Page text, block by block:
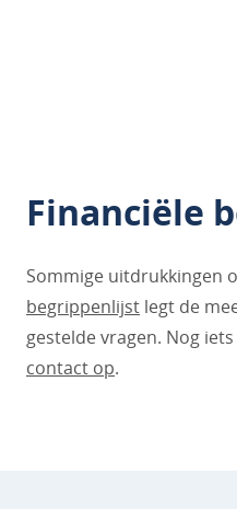
Financiële
Sommige uitdrukkingen
begrippenlijst legt de
gestelde vragen. Nog
contact op.